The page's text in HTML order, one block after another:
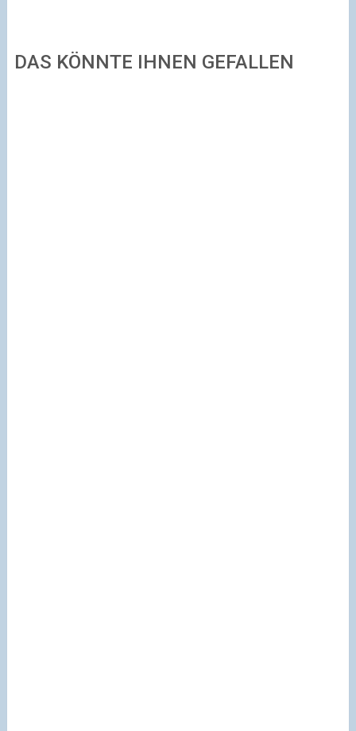
DAS KÖNNTE IHNEN GEFALLEN